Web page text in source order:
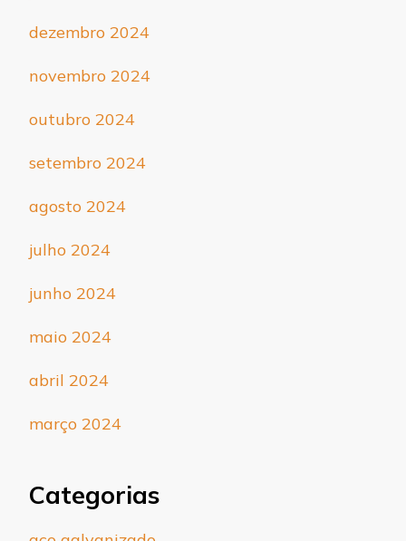
dezembro 2024
novembro 2024
outubro 2024
setembro 2024
agosto 2024
julho 2024
junho 2024
maio 2024
abril 2024
março 2024
Categorias